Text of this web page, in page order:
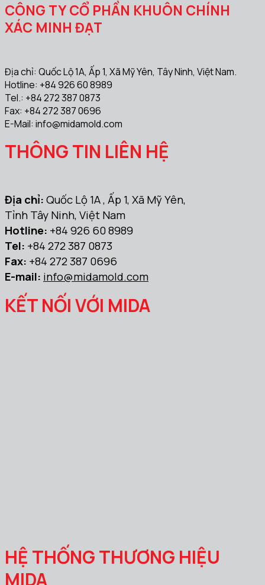
CÔNG TY CỔ PHẦN KHUÔN CHÍNH
XÁC MINH ĐẠT
Địa chỉ: Quốc Lộ 1A, Ấp 1, Xã Mỹ Yên, Tây Ninh, Việt Nam.
Hotline: +84 926 60 8989
Tel.: +84 272 387 0873
Fax: +84 272 387 0696
E-Mail: info@midamold.com
THÔNG TIN LIÊN HỆ
Địa chỉ:Quốc Lộ 1A , Ấp 1, Xã Mỹ Yên,
Tỉnh Tây Ninh, Việt Nam
Hotline: +84 926 60 8989
Tel: +84 272 387 0873
Fax: +84 272 387 0696
E-mail: info@midamold.com
KẾT NỐI VỚI MIDA
HỆ THỐNG THƯƠNG HIỆU
MIDA